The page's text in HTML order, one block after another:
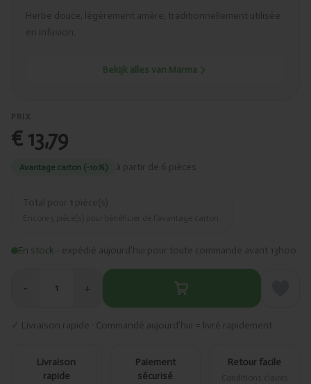
Herbe douce, légèrement amère, traditionnellement utilisée
en infusion.
Bekijk alles van Marma
PRIX
€ 13,79
Avantage carton (-10%) à partir de 6 pièces
Total pour 1 pièce(s)
En stock– expédié aujourd’hui pour toute commande avant 13h00
− 1 +
✓ Livraison rapide · Commandé aujourd’hui = livré rapidement
Livraison
rapide
Paiement
sécurisé
Retour facile
Conditions claires